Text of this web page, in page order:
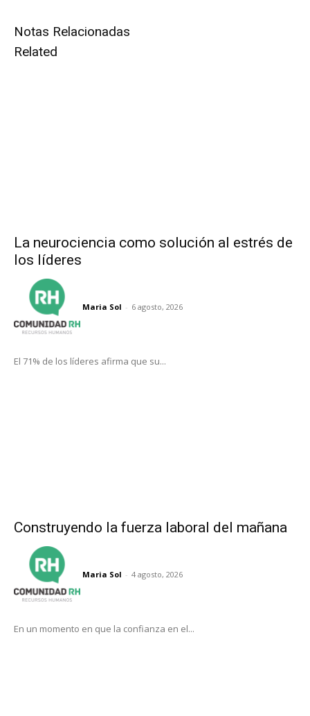
Notas Relacionadas
Related
La neurociencia como solución al estrés de
los líderes
Maria Sol - 6 agosto, 2026
El 71% de los líderes afirma que su...
Construyendo la fuerza laboral del mañana
Maria Sol - 4 agosto, 2026
En un momento en que la confianza en el...